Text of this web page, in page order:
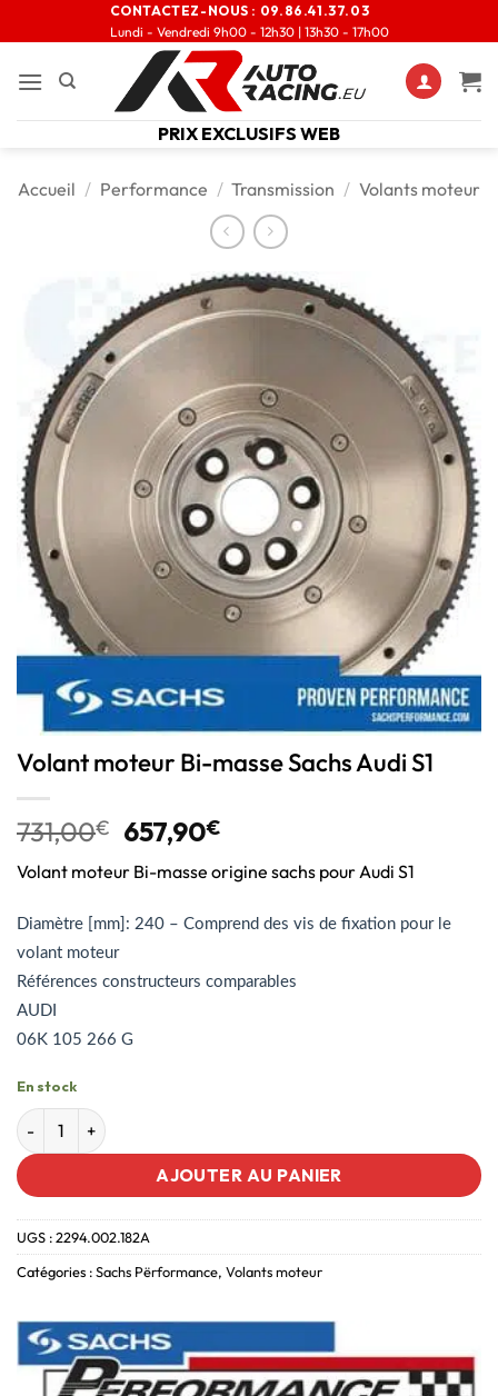
CONTACTEZ-NOUS : 09.86.41.37.03
Lundi - Vendredi 9h00 - 12h30 | 13h30 - 17h00
PRIX EXCLUSIFS WEB
Accueil / Performance / Transmission / Volants moteur
Volant moteur Bi-masse Sachs Audi S1
731,00€ 657,90€
Volant moteur Bi-masse origine sachs pour Audi S1
Diamètre [mm]: 240 – Comprend des vis de fixation pour le
volant moteur
Références constructeurs comparables
AUDI
06K 105 266 G
En stock
AJOUTER AU PANIER
UGS :2294.002.182A
Catégories :Sachs Përformance, Volants moteur